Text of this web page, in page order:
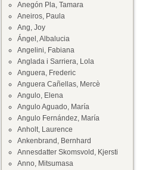
Anegón Pla, Tamara
Aneiros, Paula
Ang, Joy
Ángel, Albalucia
Angelini, Fabiana
Anglada i Sarriera, Lola
Anguera, Frederic
Anguera Cañellas, Mercè
Angulo, Elena
Angulo Aguado, María
Angulo Fernández, María
Anholt, Laurence
Ankenbrand, Bernhard
Annesdatter Skomsvold, Kjersti
Anno, Mitsumasa